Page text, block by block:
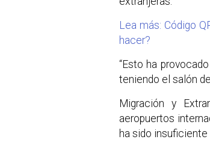
Lea más: Código
hacer?
“Esto ha
teniendo el salón
Migración y
aeropuertos
ha sido insuficiente